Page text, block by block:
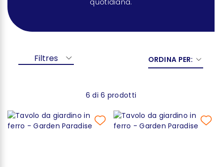
quotidiana.
Filtres ORDINA PER:
6 di 6 prodotti